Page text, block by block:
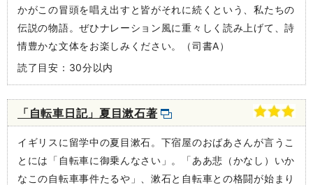
かがこの冒頭を唱え出すと皆がそれに続くという、私たちの
伝説の物語。ぜひナレーション風に重々しく読み上げて、詩
情豊かな文体をお楽しみください。（司書A）
読了目安：30分以内
「自転車日記」夏目漱石著
イギリスに留学中の夏目漱石。下宿屋のおばあさんが言うこ
とには「自転車に御乗んなさい」。「ああ悲（かなし）いか
なこの自転車事件たるや」、漱石と自転車との格闘が始まり